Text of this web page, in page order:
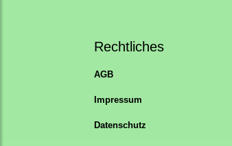
Rechtliches
AGB
Impressum
Datenschutz